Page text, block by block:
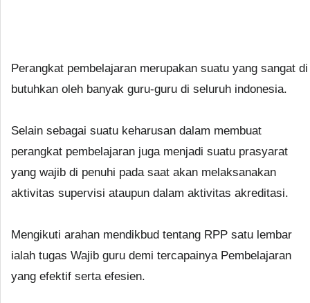
Perangkat pembelajaran merupakan suatu yang sangat di
butuhkan oleh banyak guru-guru di seluruh indonesia.
Selain sebagai suatu keharusan dalam membuat
perangkat pembelajaran juga menjadi suatu prasyarat
yang wajib di penuhi pada saat akan melaksanakan
aktivitas supervisi ataupun dalam aktivitas akreditasi.
Mengikuti arahan mendikbud tentang RPP satu lembar
ialah tugas Wajib guru demi tercapainya Pembelajaran
yang efektif serta efesien.